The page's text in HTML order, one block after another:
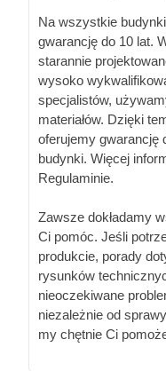
Na wszystkie
gwarancję do 10 lat.
starannie
wysoko
specjalistów,
materiałów. Dzięki
oferujemy gwarancję
budynki. Więcej
Regulaminie.
Zawsze dokładamy
Ci pomóc. Jeśli
produkcie, porady
rysunków
nieoczekiwane
niezależnie od
my chętnie Ci